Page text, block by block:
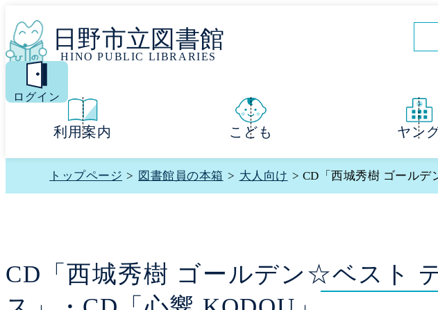
日野市立図書館
HINO PUBLIC LIBRARIES
MENU
ログイン
利用案内 こども ヤン
トップページ > 図書館員の本箱 > 大人向け > CD「西城秀樹 ゴールデ
CD「西城秀樹 ゴールデン☆ベスト